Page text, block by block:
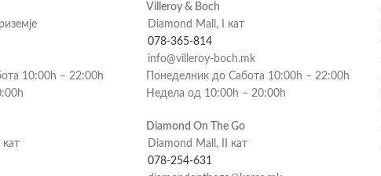
10:00h – 22:00h
Villeroy & Boch
Diamond Mall, I кат
078-365-814
info@villeroy-boch.mk
Понеделник до Сабота 10:00h – 22:00h
Недела од 10:00h – 20:00h
Diamond On The Go
Diamond Mall, II кат
078-254-631